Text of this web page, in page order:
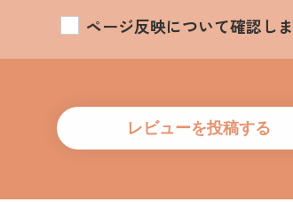
ページ反映について確認しま